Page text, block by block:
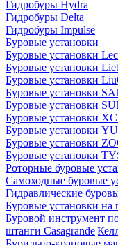
Гидробуры Hydra
Гидробуры Delta
Гидробуры Impulse
Буровые установки
Буровые установки
Буровые установки
Буровые установки
Буровые установки
Буровые установки
Буровые установки
Буровые установки
Буровые установки
Буровые установки
Роторные буровые
Самоходные буровые
Гидравлические
Буровые установки на
Буровой инструмент
штанги